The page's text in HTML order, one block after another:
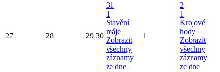
27 28 29 30
31
1
Stavění
máje
Zobrazit
všechny
záznamy
ze dne
1
2
1
Krojové
hody
Zobrazit
všechny
záznamy
ze dne